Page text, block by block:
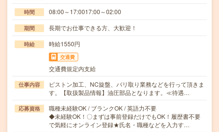
時間 08:00～17:0017:00～02:00
期間 長期でお仕事できる方、大歓迎！
時給 時給1550円
交通費
交通費規定内支給
仕事内容
ピストン加工、NC旋盤、バリ取り業務などを行って頂きま
す。【取扱製品情報】油圧部品となります。≪待遇…
応募資格
職種未経験OK / ブランクOK / 英語力不要
◆未経験OK！〇まずは事前登録だけでもOK！履歴書不要
で気軽にオンライン登録★氏名・職種などを入力す…